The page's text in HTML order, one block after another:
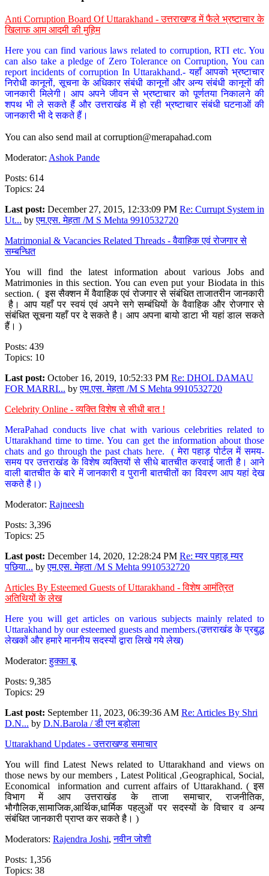
Anti Corruption Board Of Uttarakhand - उत्तराखण्ड में फैले भ्रष्टाचार के
खिलाफ आम आदमी की मुहिम
Here you can find various laws related to corruption, RTI etc. You
can also take a pledge of Zero Tolerance on Corruption, You can
report incidents of corruption In Uttarakhand.- यहाँ आपको भ्रष्टाचार
निरोधी कानूनों, सूचना के अधिकार संबंधी कानूनों और अन्य संबंधी कानूनों की
जानकारी मिलेगी। आप अपने जीवन से भ्रष्टाचार को पूर्णतया निकालने की
शपथ भी ले सकते हैं और उत्तराखंड में हो रही भ्रष्टाचार संबंधी घटनाओं की
जानकारी भी दे सकते हैं।
You can also send mail at corruption@merapahad.com
Moderator: Ashok Pande
Posts: 614
Topics: 24
Last post: December 27, 2015, 12:33:09 PM Re: Currupt System in
Ut... byएम.एस. मेहता /M S Mehta 9910532720
Matrimonial & Vacancies Related Threads - वैवाहिक एवं रोजगार से
सम्बन्धित
You will find the latest information about various Jobs and
Matrimonies in this section. You can even put your Biodata in this
section. ( इस सैक्शन में वैवाहिक एवं रोजगार से संबंधित ताजातरीन जानकारी
है। आप यहाँ पर स्वयं एवं अपने सगे सम्बंधियों के वैवाहिक और रोजगार से
संबंधित सूचना यहाँ पर दे सकते है। आप अपना बायो डाटा भी यहां डाल सकते
हैं। )
Posts: 439
Topics: 10
Last post: October 16, 2019, 10:52:33 PM Re: DHOL DAMAU
FOR MARRI... byएम.एस. मेहता /M S Mehta 9910532720
Celebrity Online - व्यक्ति विशेष से सीधी बात !
MeraPahad conducts live chat with various celebrities related to
Uttarakhand time to time. You can get the information about those
chats and go through the past chats here. ( मेरा पहाड़ पोर्टल में समय-
समय पर उत्तराखंड के विशेष व्यक्तियों से सीधे बातचीत करवाई जाती है। आने
वाली बातचीत के बारे में जानकारी व पुरानी बातचीतों का विवरण आप यहां देख
सकते है।)
Moderator: Rajneesh
Posts: 3,396
Topics: 25
Last post: December 14, 2020, 12:28:24 PM Re: म्यर पहाड़ म्यर
पछिया... byएम.एस. मेहता /M S Mehta 9910532720
Articles By Esteemed Guests of Uttarakhand - विशेष आमंत्रित
अतिथियों के लेख
Here you will get articles on various subjects mainly related to
Uttarakhand by our esteemed guests and members.(उत्तराखंड के प्रबुद्ध
लेखकों और हमारे माननीय सदस्यों द्वारा लिखे गये लेख)
Moderator:हुक्का बू
Posts: 9,385
Topics: 29
Last post: September 11, 2023, 06:39:36 AM Re: Articles By Shri
D.N... by D.N.Barola / डी एन बड़ोला
Uttarakhand Updates - उत्तराखण्ड समाचार
You will find Latest News related to Uttarakhand and views on
those news by our members , Latest Political ,Geographical, Social,
Economical information and current affairs of Uttarakhand. ( इस
विभाग में आप उत्तराखंड के ताजा समाचार, राजनीतिक,
भौगौलिक,सामाजिक,आर्थिक,धार्मिक पहलुओं पर सदस्यों के विचार व अन्य
संबंधित जानकारी प्राप्त कर सकते है। )
Moderators: Rajendra Joshi,नवीन जोशी
Posts: 1,356
Topics: 38